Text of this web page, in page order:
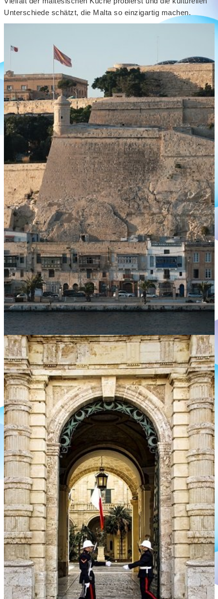
Unterschiede schätzt, die Malta so einzigartig machen.